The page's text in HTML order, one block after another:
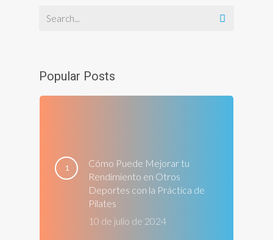
Popular Posts
Cómo Puede Mejorar tu
Rendimiento en Otros
Deportes con la Práctica de
Pilates
10 de julio de 2024